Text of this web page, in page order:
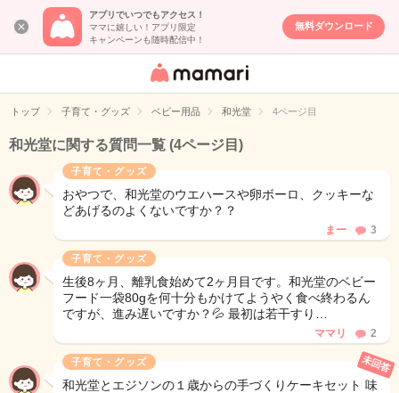
アプリでいつでもアクセス！
ママに嬉しい！アプリ限定
キャンペーンも随時配信中！
無料ダウンロード
女性専用匿名QA
イト
トップ 子育て・グッズ ベビー用品 和光堂 4ページ目
和光堂に関する質問一覧 (4ページ目)
子育て・グッズ
おやつで、和光堂のウエハースや卵ボーロ、クッキーな
どあげるのよくないですか？？
まー 3
子育て・グッズ
生後8ヶ月、離乳食始めて2ヶ月目です。和光堂のベビー
フード一袋80gを何十分もかけてようやく食べ終わるん
ですが、進み遅いですか？💦 最初は若干すり…
ママリ 2
子育て・グッズ
和光堂とエジソンの１歳からの手づくりケーキセット 味
未回答